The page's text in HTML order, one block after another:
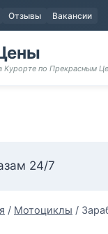
Отзывы Вакансии
Курорте по Прекрасным
24/7
/ Мотоциклы /